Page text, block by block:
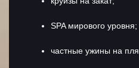
SPA мирового уровня;
частные ужины на